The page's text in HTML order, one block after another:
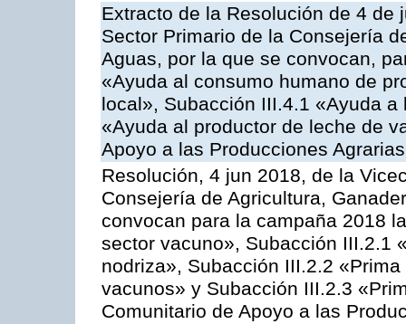
Extracto de la Resolución de 4
Sector Primario de la Consejería
Aguas, por la que se convocan,
«Ayuda al consumo humano de
local», Subacción III.4.1 «Ayuda
«Ayuda al productor de leche de
Apoyo a las Producciones
Resolución, 4 jun 2018, de la
Consejería de Agricultura,
convocan para la campaña 2018
sector vacuno», Subacción III.2.1
nodriza», Subacción III.2.2
vacunos» y Subacción III.2.3
Comunitario de Apoyo a las